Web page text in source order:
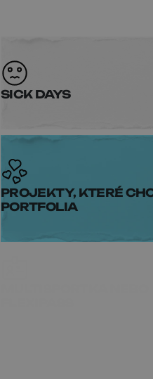
SICK DAYS
PROJEKTY, KTERÉ
PORTFOLIA